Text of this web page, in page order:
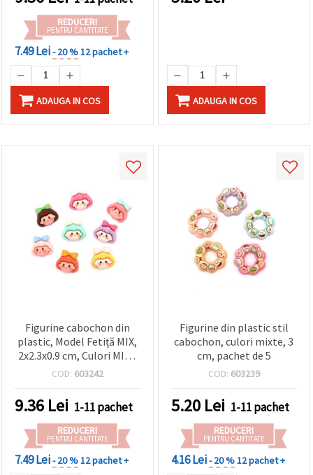
REDUCERI
PENTRU CANTITATE
7.49 Lei- 20 %12 pachet +
ADAUGA IN COS ADAUGA IN COS
Figurine cabochon din
plastic, Model Fetiță MIX,
2x2.3x0.9 cm, Culori MIX -
10 buc.
COD: 603242
9.36 Lei 1-11 pachet
REDUCERI
PENTRU CANTITATE
7.49 Lei- 20 %12 pachet +
Figurine din plastic stil
cabochon, culori mixte, 3
cm, pachet de 5
COD: 603239
5.20 Lei 1-11 pachet
REDUCERI
PENTRU CANTITATE
4.16 Lei- 20 %12 pachet +